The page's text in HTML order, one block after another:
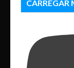
CARREGAR